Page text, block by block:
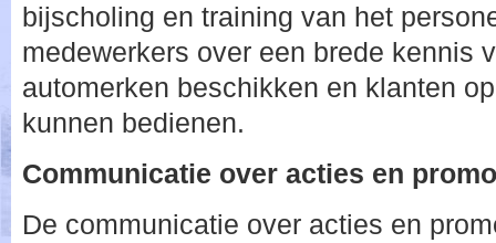
bijscholing en training van het
medewerkers over een brede kennis
automerken beschikken en klanten
kunnen bedienen.
Communicatie over acties en
De communicatie over acties en